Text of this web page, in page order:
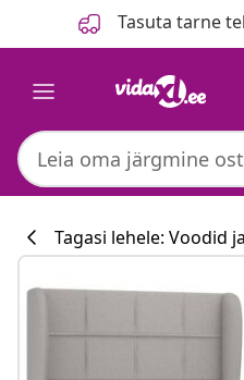
Tasuta tarne
Tagasi lehele: Voodid